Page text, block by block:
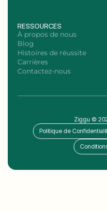
RESSOURCES
À propos de nous
Blog
Histoires de réussite
Carrières
Contactez-nous
Ziggu ©
Politique de